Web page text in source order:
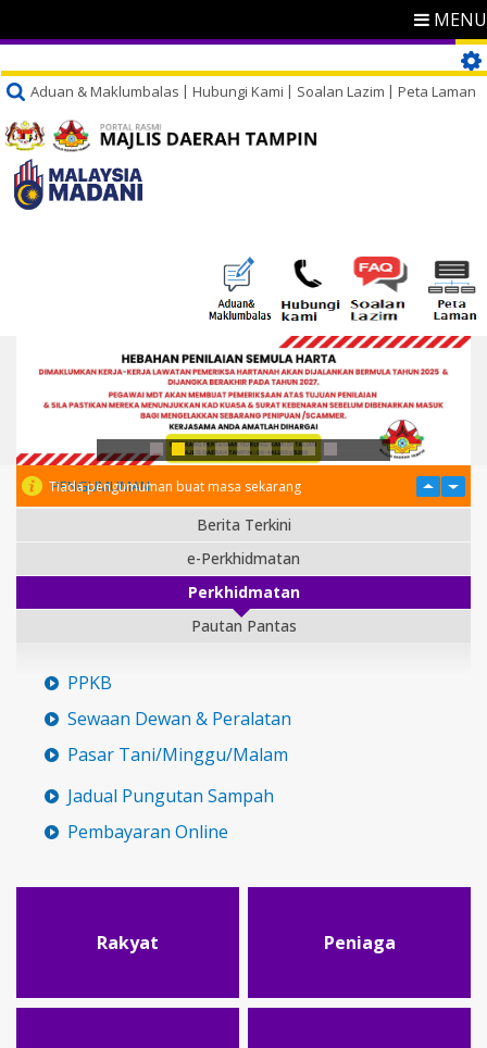
MENU
Aduan & Maklumbalas Hubungi Kami Soalan Lazim Peta Laman
PENGUMUMAN
Tiada pengumuman buat masa sekarang
Berita Terkini
e-Perkhidmatan
Perkhidmatan
Pautan Pantas
PPKB
Sewaan Dewan & Peralatan
Pasar Tani/Minggu/Malam
Jadual Pungutan Sampah
Pembayaran Online
Rakyat Peniaga